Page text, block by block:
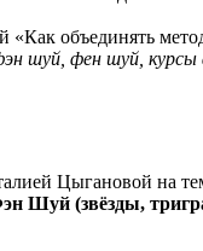
«Как объединять
шуй, фен шуй,
Цыгановой на
Шуй (звёзды,